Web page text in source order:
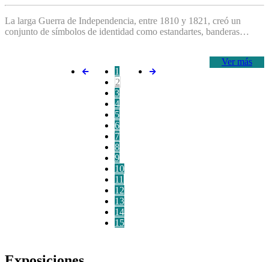
La larga Guerra de Independencia, entre 1810 y 1821, creó un
conjunto de símbolos de identidad como estandartes, banderas…
Ver más
1
2
3
4
5
6
7
8
9
10
11
12
13
14
15